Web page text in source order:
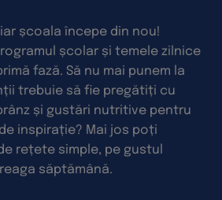
școala începe din nou!
școlar și temele zilnice
fază. Să nu mai punem la
trebuie să fie pregătiți cu
și gustări nutritive pentru
inspirație? Mai jos poți
rețete simple, pe gustul
săptămână.